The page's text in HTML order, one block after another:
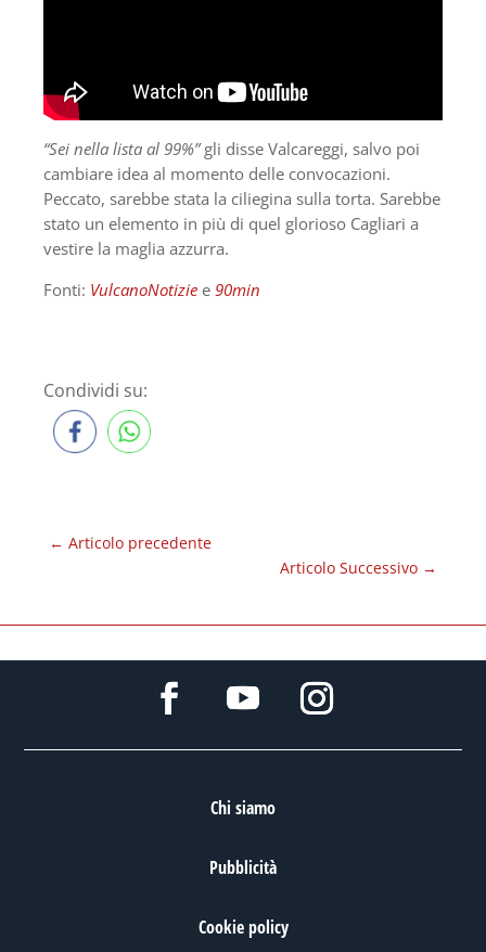
“Sei nella lista al 99%”gli disse Valcareggi, salvo poi
cambiare idea al momento delle convocazioni.
Peccato, sarebbe stata la ciliegina sulla torta. Sarebbe
stato un elemento in più di quel glorioso Cagliari a
vestire la maglia azzurra.
Fonti: VulcanoNotizie e 90min
Condividi su:
← Articolo precedente
Articolo Successivo →
Chi siamo
Pubblicità
Cookie policy